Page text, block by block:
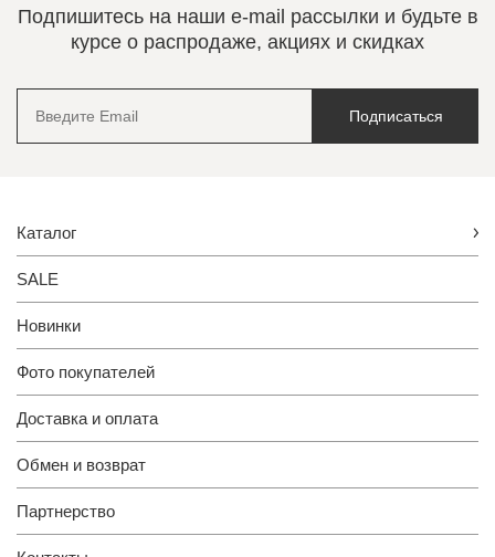
Подпишитесь на наши e-mail рассылки и будьте в
курсе о распродаже, акциях и скидках
Подписаться
Каталог
SALE
Новинки
Фото покупателей
Доставка и оплата
Обмен и возврат
Партнерство